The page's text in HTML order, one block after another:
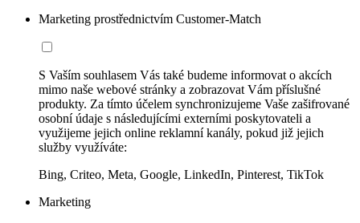
Marketing prostřednictvím Customer-Match
S Vaším souhlasem Vás také budeme informovat o akcích
mimo naše webové stránky a zobrazovat Vám příslušné
produkty. Za tímto účelem synchronizujeme Vaše zašifrované
osobní údaje s následujícími externími poskytovateli a
využijeme jejich online reklamní kanály, pokud již jejich
služby využíváte:
Bing, Criteo, Meta, Google, LinkedIn, Pinterest, TikTok
Marketing